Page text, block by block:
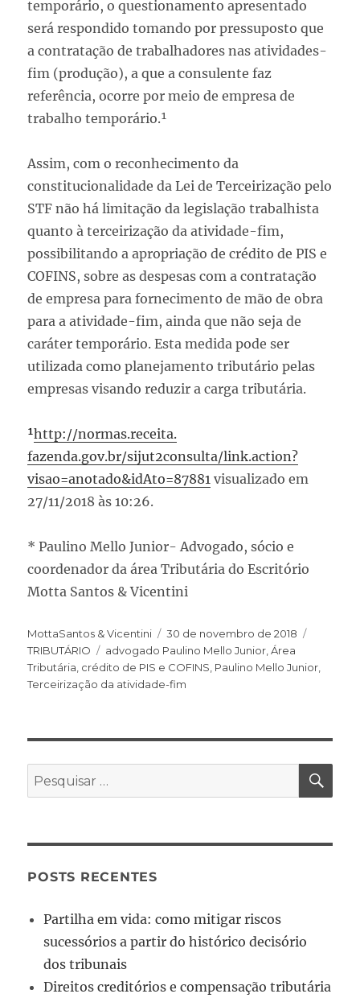
temporário, o questionamento apresentado
será respondido tomando por pressuposto que
a contratação de trabalhadores nas atividades-
fim (produção), a que a consulente faz
referência, ocorre por meio de empresa de
trabalho temporário.¹
Assim, com o reconhecimento da
constitucionalidade da Lei de Terceirização pelo
STF não há limitação da legislação trabalhista
quanto à terceirização da atividade-fim,
possibilitando a apropriação de crédito de PIS e
COFINS, sobre as despesas com a contratação
de empresa para fornecimento de mão de obra
para a atividade-fim, ainda que não seja de
caráter temporário. Esta medida pode ser
utilizada como planejamento tributário pelas
empresas visando reduzir a carga tributária.
¹http://normas.receita.
fazenda.gov.br/sijut2consulta/link.action?
visao=anotado&idAto=87881 visualizado em
27/11/2018 às 10:26.
* Paulino Mello Junior- Advogado, sócio e
coordenador da área Tributária do Escritório
Motta Santos & Vicentini
MottaSantos & Vicentini
30 de novembro de 2018
TRIBUTÁRIO
advogado Paulino Mello Junior ,Área
Tributária crédito de PIS e COFINS Paulino Mello Junior
Terceirização da atividade-fim
POSTS RECENTES
Partilha em vida: como mitigar riscos
sucessórios a partir do histórico decisório
dos tribunais
Direitos creditórios e compensação tributária